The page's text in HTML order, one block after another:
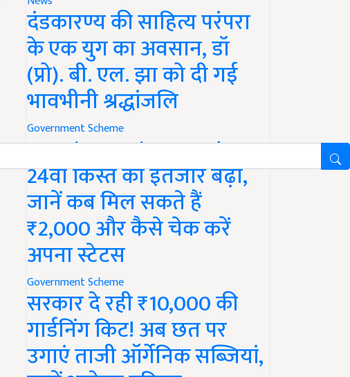
दंडकारण्य की साहित्य परंपरा
के एक युग का अवसान, डॉ
(प्रो). बी. एल. झा को दी गई
भावभीनी श्रद्धांजलि
Government Scheme
PM Kisan Yojana Update:
24वीं किस्त का इंतजार बढ़ा,
जानें कब मिल सकते हैं
₹2,000 और कैसे चेक करें
अपना स्टेटस
Government Scheme
सरकार दे रही ₹10,000 की
गार्डनिंग किट! अब छत पर
उगाएं ताजी ऑर्गेनिक सब्जियां,